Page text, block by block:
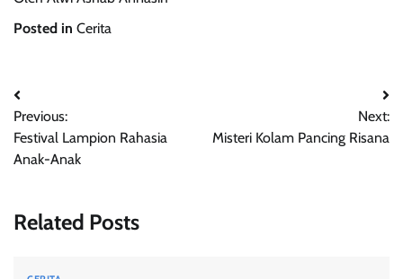
Posted in Cerita
Post
navigation
Previous:
Festival Lampion Rahasia
Anak-Anak
Next:
Misteri Kolam Pancing Risana
Related Posts